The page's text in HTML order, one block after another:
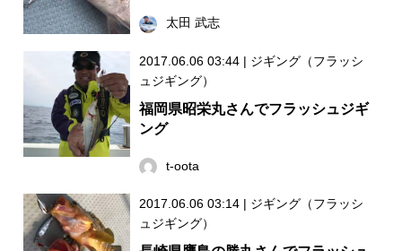
太田 武志
2017.06.06 03:44| ジギング（フラッシ
ュジギング）
福岡県昭栄丸さんでフラッシュジギ
ング
t-oota
2017.06.06 03:14| ジギング（フラッシ
ュジギング）